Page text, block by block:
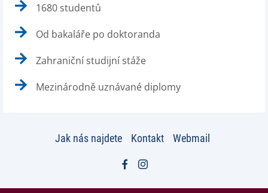
1680 studentů
Od bakaláře po doktoranda
Zahraniční studijní stáže
Mezinárodně uznávané diplomy
Jak nás najdete Kontakt Webmail